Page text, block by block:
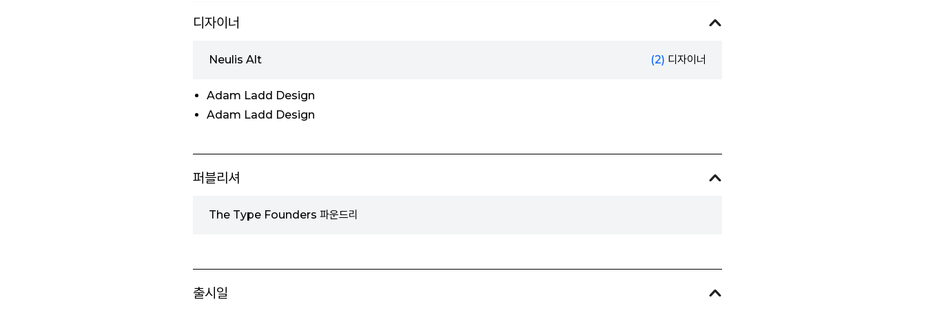
디자이너
Neulis Alt (2) 디자이너
Adam Ladd Design
Adam Ladd Design
퍼블리셔
The Type Founders 파운드리
출시일